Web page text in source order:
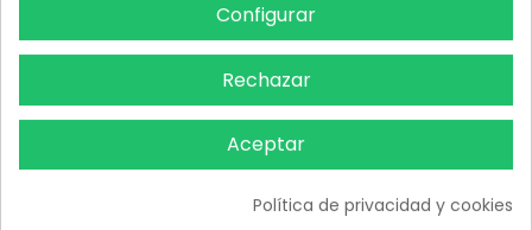
Up Crema Efecto Calor, 500 ml.
12,28 € IVA inc.
10,15 € sin IVA
Configurar
Rechazar
Aceptar
Política de privacidad y cookies